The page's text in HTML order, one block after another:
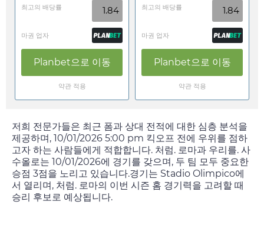
최고의 배당률 1.84
마권 업자
Planbet으로 이동
약관 적용
최고의 배당률 1.84
마권 업자
Planbet으로 이동
약관 적용
저희 전문가들은 최근 폼과 상대 전적에 대한 심층 분석을
제공하며, 10/01/2026 5:00 pm 킥오프 전에 우위를 점하
고자 하는 사람들에게 적합합니다. 처럼. 로마과 우리를. 사
수올로는 10/01/2026에 경기를 갖으며, 두 팀 모두 중요한
승점 3점을 노리고 있습니다.경기는 Stadio Olimpico에
서 열리며, 처럼. 로마의 이번 시즌 홈 경기력을 고려할 때
승리 후보로 예상됩니다.